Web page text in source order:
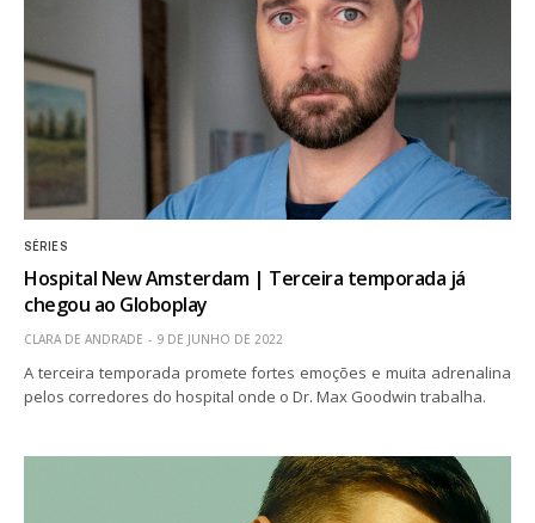
SÉRIES
Hospital New Amsterdam | Terceira temporada já
chegou ao Globoplay
CLARA DE ANDRADE 9 DE JUNHO DE 2022
A terceira temporada promete fortes emoções e muita adrenalina
pelos corredores do hospital onde o Dr. Max Goodwin trabalha.